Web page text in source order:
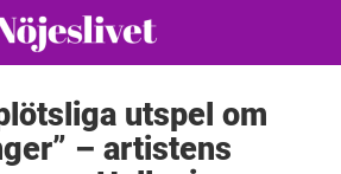
utspel om
– artistens